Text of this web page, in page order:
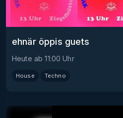
ehnär öppis guets
Heute ab 11:00 Uhr
House Techno